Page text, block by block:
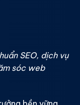
SEO, dịch vụ
sóc web